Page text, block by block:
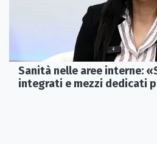
Sanità nelle aree interne:
integrati e mezzi dedicati